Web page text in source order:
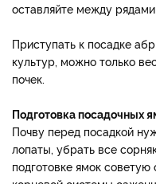
оставляйте между
Приступать к посадке
культур, можно только
почек.
Подготовка посадочных
Почву перед посадкой
лопаты, убрать все
подготовке ямок